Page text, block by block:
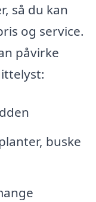
så du kan
og service.
påvirke
buske